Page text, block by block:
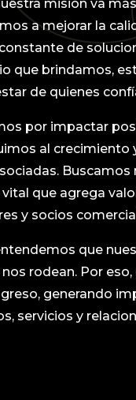
misión va
a mejorar la
de
que brindamos,
de quienes
por impactar
al crecimiento
que agrega
y socios
que
rodean. Por
generando
servicios y